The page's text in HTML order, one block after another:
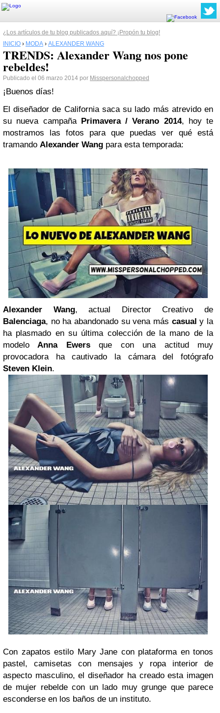
¿Los artículos de tu blog publicados aquí? ¡Propón tu blog!
INICIO › MODA › ALEXANDER WANG
TRENDS: Alexander Wang nos pone
rebeldes!
Publicado el 06 marzo 2014 por Misspersonalchopped
¡Buenos días!
El diseñador de California saca su lado más atrevido en
su nueva campaña Primavera/ Verano 2014, hoy te
mostramos las fotos para que puedas ver qué está
tramando Alexander Wang para esta temporada:
Alexander Wang, actual Director Creativo de
Balenciaga, no ha abandonado su vena más casual y la
ha plasmado en su última colección de la mano de la
modelo Anna Ewersque con una actitud muy
provocadora ha cautivado la cámara del fotógrafo
Steven Klein.
Con zapatos estilo Mary Jane con plataforma en tonos
pastel, camisetas con mensajes y ropa interior de
aspecto masculino, el diseñador ha creado esta imagen
de mujer rebelde con un lado muy grunge que parece
esconderse en los baños de un instituto.